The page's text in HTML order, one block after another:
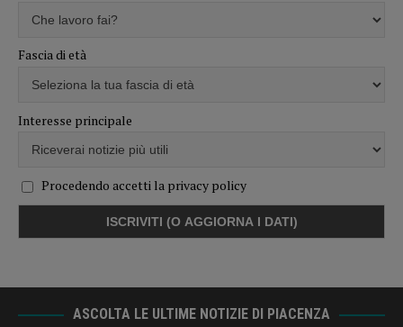
Fascia di età
Interesse principale
Procedendo accetti la privacy policy
ASCOLTA LE ULTIME NOTIZIE DI PIACENZA